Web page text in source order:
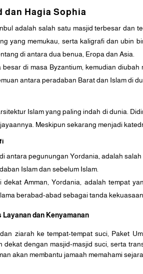
dan Hagia Sophia
adalah salah satu masjid terbesar dan
yang memukau, serta kaligrafi dan ubin
di antara dua benua, Eropa dan Asia.
di masa Byzantium, kemudian
antara peradaban Barat dan Islam di
Islam yang paling indah di dunia.
Meskipun sekarang menjadi
antara pegunungan Yordania, adalah
Islam dan sebelum Islam.
dekat Amman, Yordania, adalah tempat
berabad-abad sebagai tanda
dan Kenyamanan
ziarah ke tempat-tempat suci, Paket
dekat dengan masjid-masjid suci, serta
akan membantu jamaah memahami